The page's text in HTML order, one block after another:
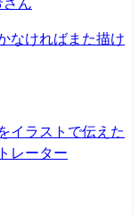
なければまた描け
イラストで伝えた
レーター